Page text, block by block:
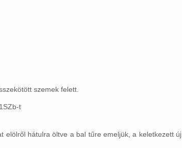
szemek felett.
t
elölről hátulra öltve a bal tűre emeljük, a keletkezett új